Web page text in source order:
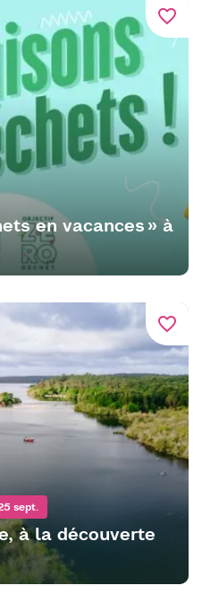
favorite_border
en vacances » à
favorite_border
sept.
à la découverte